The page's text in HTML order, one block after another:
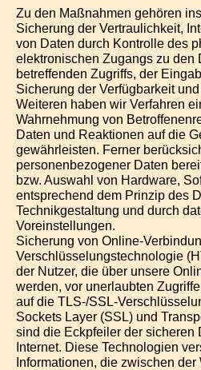
Zu den Maßnahmen gehören
Sicherung der Vertraulichkeit,
von Daten durch Kontrolle des
elektronischen Zugangs zu den
betreffenden Zugriffs, der
Sicherung der Verfügbarkeit
Weiteren haben wir Verfahren
Wahrnehmung von
Daten und Reaktionen auf die
gewährleisten. Ferner
personenbezogener Daten
bzw. Auswahl von Hardware,
entsprechend dem Prinzip des
Technikgestaltung und durch
Voreinstellungen.
Sicherung von Online-
Verschlüsselungstechnologie
der Nutzer, die über unsere
werden, vor unerlaubten
auf die TLS-/SSL-
Sockets Layer (SSL) und
sind die Eckpfeiler der sicheren
Internet. Diese Technologien
Informationen, die zwischen